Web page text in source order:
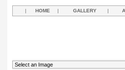
| HOME | GALLERY |